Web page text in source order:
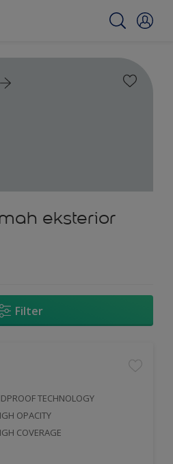
eksterior
Filter
TECHNOLOGY
OPACITY
COVERAGE